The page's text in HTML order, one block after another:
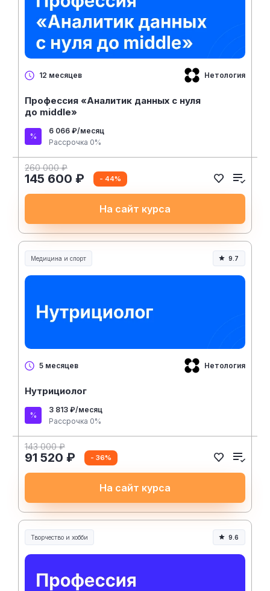
12 месяцев Нетология
Профессия «Аналитик данных с нуля
до middle»
6 066 ₽/месяц
Рассрочка 0%
260 000 ₽
145 600 ₽ - 44%
На сайт курса
Медицина и спорт
Медицина, спорт и здоровье
9.7
5 месяцев Нетология
Нутрициолог
3 813 ₽/месяц
Рассрочка 0%
143 000 ₽
91 520 ₽ - 36%
На сайт курса
Творчество и хобби
Творчество, контент и хобби
9.6